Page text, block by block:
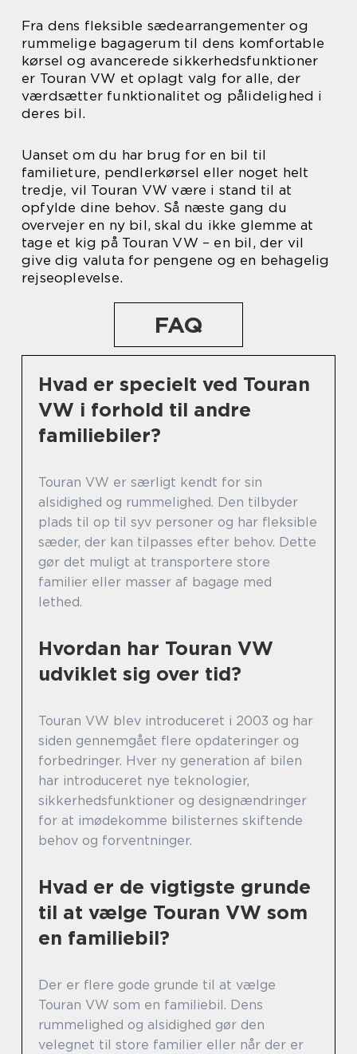
Fra dens fleksible sædearrangementer og
rummelige bagagerum til dens komfortable
kørsel og avancerede sikkerhedsfunktioner
er Touran VW et oplagt valg for alle, der
værdsætter funktionalitet og pålidelighed i
deres bil.
Uanset om du har brug for en bil til
familieture, pendlerkørsel eller noget helt
tredje, vil Touran VW være i stand til at
opfylde dine behov. Så næste gang du
overvejer en ny bil, skal du ikke glemme at
tage et kig på Touran VW – en bil, der vil
give dig valuta for pengene og en behagelig
rejseoplevelse.
FAQ
Hvad er specielt ved Touran
VW i forhold til andre
familiebiler?
Touran VW er særligt kendt for sin
alsidighed og rummelighed. Den tilbyder
plads til op til syv personer og har fleksible
sæder, der kan tilpasses efter behov. Dette
gør det muligt at transportere store
familier eller masser af bagage med
lethed.
Hvordan har Touran VW
udviklet sig over tid?
Touran VW blev introduceret i 2003 og har
siden gennemgået flere opdateringer og
forbedringer. Hver ny generation af bilen
har introduceret nye teknologier,
sikkerhedsfunktioner og designændringer
for at imødekomme bilisternes skiftende
behov og forventninger.
Hvad er de vigtigste grunde
til at vælge Touran VW som
en familiebil?
Der er flere gode grunde til at vælge
Touran VW som en familiebil. Dens
rummelighed og alsidighed gør den
velegnet til store familier eller når der er